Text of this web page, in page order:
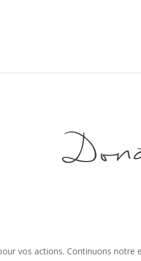
vos actions. Continuons notre